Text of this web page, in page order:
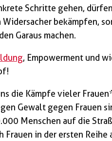
Schritte gehen,
bekämpfen,
Garaus machen.
, Empowerment und
die Kämpfe vieler
Gewalt gegen Frauen
Menschen auf die
Frauen in der ersten